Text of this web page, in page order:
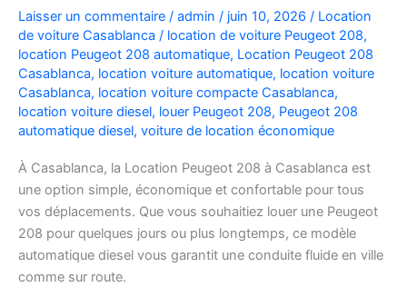
Laisser un commentaire / admin / juin 10, 2026 / Location
de voiture Casablanca / location de voiture Peugeot 208,
location Peugeot 208 automatique, Location Peugeot 208
Casablanca, location voiture automatique, location voiture
Casablanca, location voiture compacte Casablanca,
location voiture diesel, louer Peugeot 208, Peugeot 208
automatique diesel, voiture de location économique
À Casablanca, la Location Peugeot 208 à Casablanca est
une option simple, économique et confortable pour tous
vos déplacements. Que vous souhaitiez louer une Peugeot
208 pour quelques jours ou plus longtemps, ce modèle
automatique diesel vous garantit une conduite fluide en ville
comme sur route.